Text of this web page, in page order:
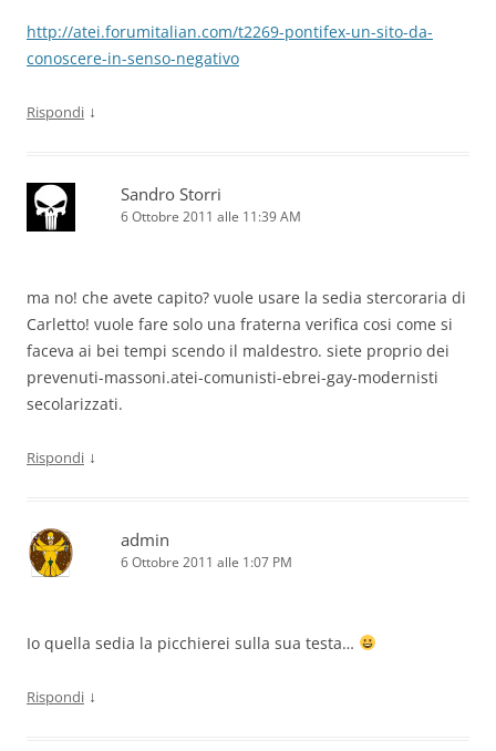
http://atei.forumitalian.com/t2269-pontifex-un-sito-da-
conoscere-in-senso-negativo
Rispondi ↓
Sandro Storri
6 Ottobre 2011 alle 11:39 AM
ma no! che avete capito? vuole usare la sedia stercoraria di
Carletto! vuole fare solo una fraterna verifica cosi come si
faceva ai bei tempi scendo il maldestro. siete proprio dei
prevenuti-massoni.atei-comunisti-ebrei-gay-modernisti
secolarizzati.
Rispondi ↓
admin
6 Ottobre 2011 alle 1:07 PM
Io quella sedia la picchierei sulla sua testa…
Rispondi ↓